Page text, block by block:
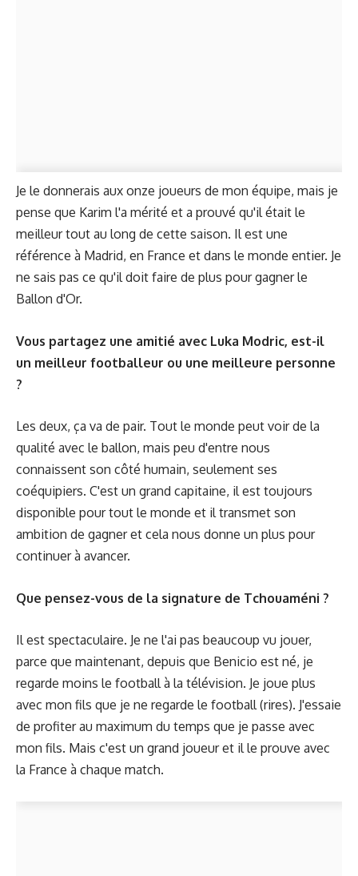
Je le donnerais aux onze joueurs de mon équipe, mais je
pense que Karim l'a mérité et a prouvé qu'il était le
meilleur tout au long de cette saison. Il est une
référence à Madrid, en France et dans le monde entier. Je
ne sais pas ce qu'il doit faire de plus pour gagner le
Ballon d'Or.
Vous partagez une amitié avec Luka Modric, est-il
un meilleur footballeur ou une meilleure personne
?
Les deux, ça va de pair. Tout le monde peut voir de la
qualité avec le ballon, mais peu d'entre nous
connaissent son côté humain, seulement ses
coéquipiers. C'est un grand capitaine, il est toujours
disponible pour tout le monde et il transmet son
ambition de gagner et cela nous donne un plus pour
continuer à avancer.
Que pensez-vous de la signature de Tchouaméni ?
Il est spectaculaire. Je ne l'ai pas beaucoup vu jouer,
parce que maintenant, depuis que Benicio est né, je
regarde moins le football à la télévision. Je joue plus
avec mon fils que je ne regarde le football (rires). J'essaie
de profiter au maximum du temps que je passe avec
mon fils. Mais c'est un grand joueur et il le prouve avec
la France à chaque match.